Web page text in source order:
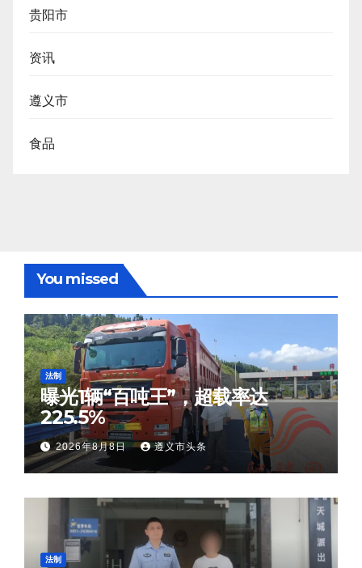
贵阳市
资讯
遵义市
食品
You missed
法制
曝光1辆“百吨王”，超载率达
225.5%
2026年8月8日 遵义市头条
法制